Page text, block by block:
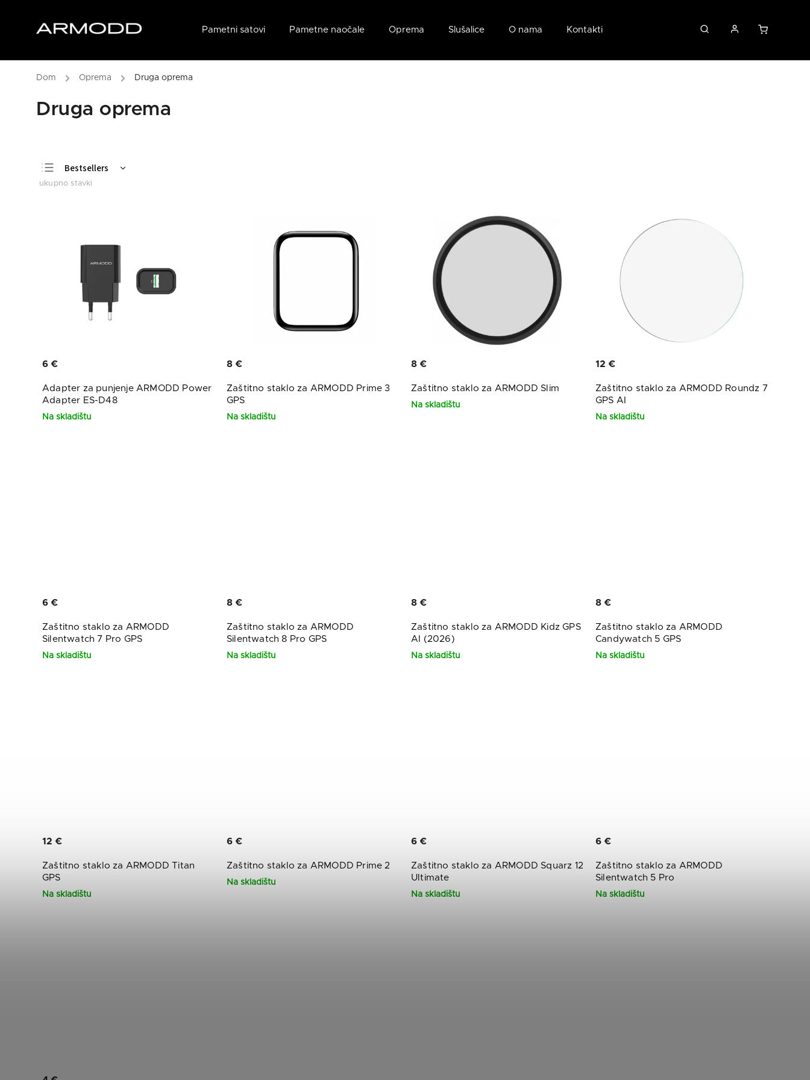
Pametni satovi Pametne naočale Oprema Slušalice O nama Kontakti
/ Oprema / Druga oprema
Druga oprema
Bestsellers
Least expensive
Adapter za punjenje ARMODD Power
Adapter ES-D48
Na skladištu
6 €
Zaštitno staklo za ARMODD Prime 3
GPS
Na skladištu
8 €
Zaštitno staklo za ARMODD Slim
Na skladištu
8 €
Zaštitno staklo za ARMODD Roundz 7
GPS AI
Na skladištu
12 €
Zaštitno staklo za ARMODD
Silentwatch 7 Pro GPS
Na skladištu
6 €
Zaštitno staklo za ARMODD
Silentwatch 8 Pro GPS
Na skladištu
8 €
Zaštitno staklo za ARMODD Kidz GPS
AI (2026)
Na skladištu
8 €
Zaštitno staklo za ARMODD
Candywatch 5 GPS
Na skladištu
8 €
Zaštitno staklo za ARMODD Titan
GPS
Na skladištu
12 €
Zaštitno staklo za ARMODD Prime 2
Na skladištu
6 €
Zaštitno staklo za ARMODD Squarz 12
Ultimate
Na skladištu
6 €
Zaštitno staklo za ARMODD
Silentwatch 5 Pro
Na skladištu
6 €